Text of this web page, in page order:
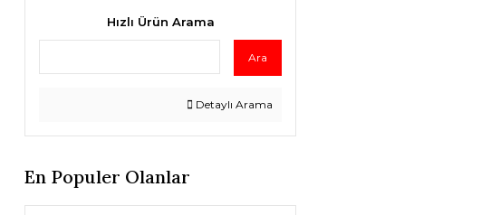
Hızlı Ürün Arama
Ara
Detaylı Arama
En Populer Olanlar